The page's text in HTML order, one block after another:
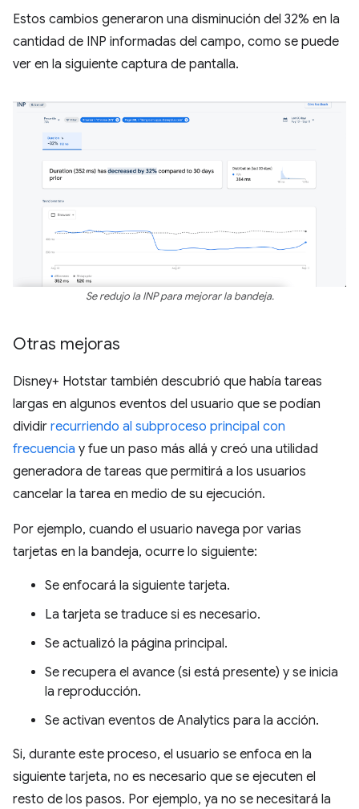
Estos cambios generaron una disminución del 32% en la
cantidad de INP informadas del campo, como se puede
ver en la siguiente captura de pantalla.
Se redujo la INP para mejorar la bandeja.
Otras mejoras
Disney+ Hotstar también descubrió que había tareas
largas en algunos eventos del usuario que se podían
dividir recurriendo al subproceso principal con
frecuencia y fue un paso más allá y creó una utilidad
generadora de tareas que permitirá a los usuarios
cancelar la tarea en medio de su ejecución.
Por ejemplo, cuando el usuario navega por varias
tarjetas en la bandeja, ocurre lo siguiente:
Se enfocará la siguiente tarjeta.
La tarjeta se traduce si es necesario.
Se actualizó la página principal.
Se recupera el avance (si está presente) y se inicia
la reproducción.
Se activan eventos de Analytics para la acción.
Si, durante este proceso, el usuario se enfoca en la
siguiente tarjeta, no es necesario que se ejecuten el
resto de los pasos. Por ejemplo, ya no se necesitará la